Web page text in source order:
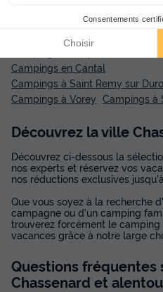
Suggestions de recherche :
Campings en Cantal
Campings à Saint Remy sur
Campings à Vorey Campings à
Découvrez la ville
Découvrez ci-dessous la
nos experts et réservez vos
nos réductions exclusives
Que vous soyez à la recherche
campagne ou d'un camping
trouverez forcément le
vacances grâce à notre large
Questions fréquentes
Chassenard et